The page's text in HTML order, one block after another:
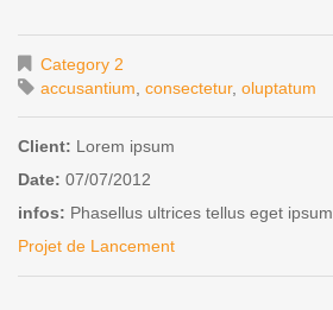
Category 2
accusantium consectetur, oluptatum
Client: Lorem ipsum
Date: 07/07/2012
infos: Phasellus ultrices tellus eget ipsum
Projet de Lancement